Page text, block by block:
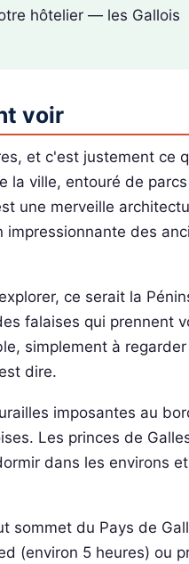
hôtelier — les Gallois
voir
et c'est justement ce
la ville, entouré de
une merveille
des
ce serait la
falaises qui prennent
simplement à regarder
dire.
imposantes au
Les princes de
dans les environs
sommet du Pays de
(environ 5 heures) ou